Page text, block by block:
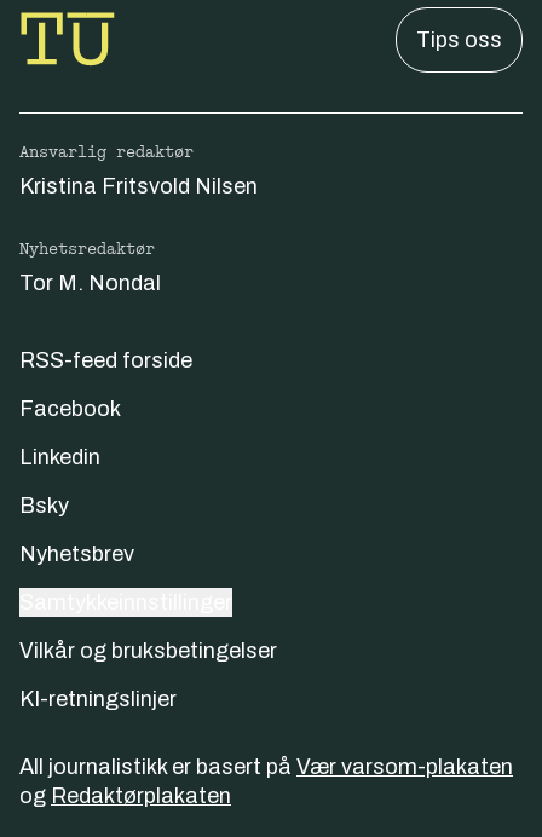
Tips oss
Ansvarlig redaktør
Kristina Fritsvold Nilsen
Nyhetsredaktør
Tor M. Nondal
RSS-feed forside
Facebook
Linkedin
Bsky
Nyhetsbrev
Vilkår og bruksbetingelser
KI-retningslinjer
All journalistikk er basert på Vær varsom-plakaten
og Redaktørplakaten